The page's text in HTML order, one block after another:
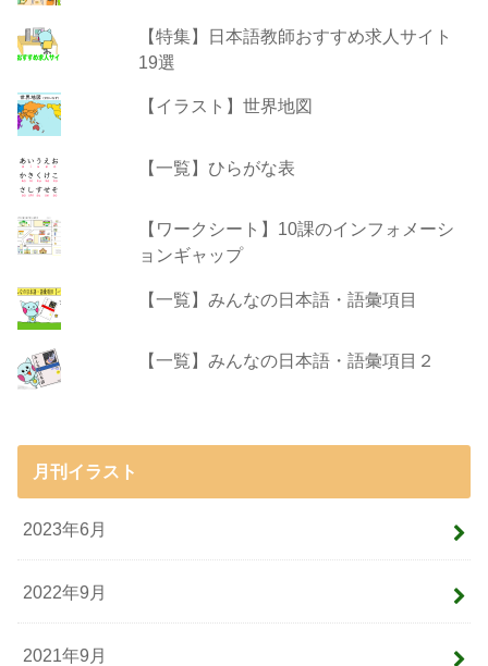
【特集】日本語教師おすすめ求人サイト
19選
【イラスト】世界地図
【一覧】ひらがな表
【ワークシート】10課のインフォメーシ
ョンギャップ
【一覧】みんなの日本語・語彙項目
【一覧】みんなの日本語・語彙項目２
月刊イラスト
2023年6月
2022年9月
2021年9月